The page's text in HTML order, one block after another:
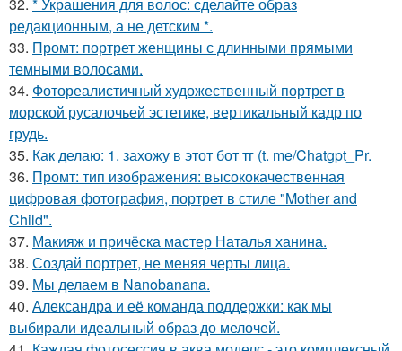
32. * Украшения для волос: сделайте образ
редакционным, а не детским *.
33. Промт: портрет женщины с длинными прямыми
темными волосами.
34. Фотореалистичный художественный портрет в
морской русалочьей эстетике, вертикальный кадр по
грудь.
35. Как делаю: 1. захожу в этот бот тг (t. me/Chatgpt_Pr.
36. Промт: тип изображения: высококачественная
цифровая фотография, портрет в стиле "Mother and
Child".
37. Макияж и причёска мастер Наталья ханина.
38. Создай портрет, не меняя черты лица.
39. Мы делаем в Nanobanana.
40. Александра и её команда поддержки: как мы
выбирали идеальный образ до мелочей.